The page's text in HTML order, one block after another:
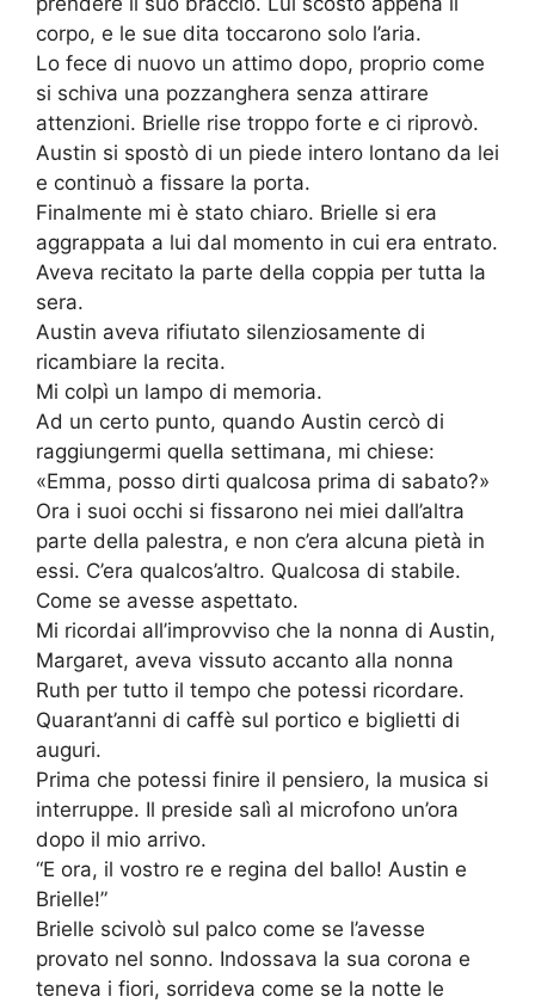
corpo, e le sue dita toccarono solo l’aria.
Lo fece di nuovo un attimo dopo, proprio come
si schiva una pozzanghera senza attirare
attenzioni. Brielle rise troppo forte e ci riprovò.
Austin si spostò di un piede intero lontano da lei
e continuò a fissare la porta.
Finalmente mi è stato chiaro. Brielle si era
aggrappata a lui dal momento in cui era entrato.
Aveva recitato la parte della coppia per tutta la
sera.
Austin aveva rifiutato silenziosamente di
ricambiare la recita.
Mi colpì un lampo di memoria.
Ad un certo punto, quando Austin cercò di
raggiungermi quella settimana, mi chiese:
«Emma, posso dirti qualcosa prima di sabato?»
Ora i suoi occhi si fissarono nei miei dall’altra
parte della palestra, e non c’era alcuna pietà in
essi. C’era qualcos’altro. Qualcosa di stabile.
Come se avesse aspettato.
Mi ricordai all’improvviso che la nonna di Austin,
Margaret, aveva vissuto accanto alla nonna
Ruth per tutto il tempo che potessi ricordare.
Quarant’anni di caffè sul portico e biglietti di
auguri.
Prima che potessi finire il pensiero, la musica si
interruppe. Il preside salì al microfono un’ora
dopo il mio arrivo.
“E ora, il vostro re e regina del ballo! Austin e
Brielle!”
Brielle scivolò sul palco come se l’avesse
provato nel sonno. Indossava la sua corona e
teneva i fiori, sorrideva come se la notte le